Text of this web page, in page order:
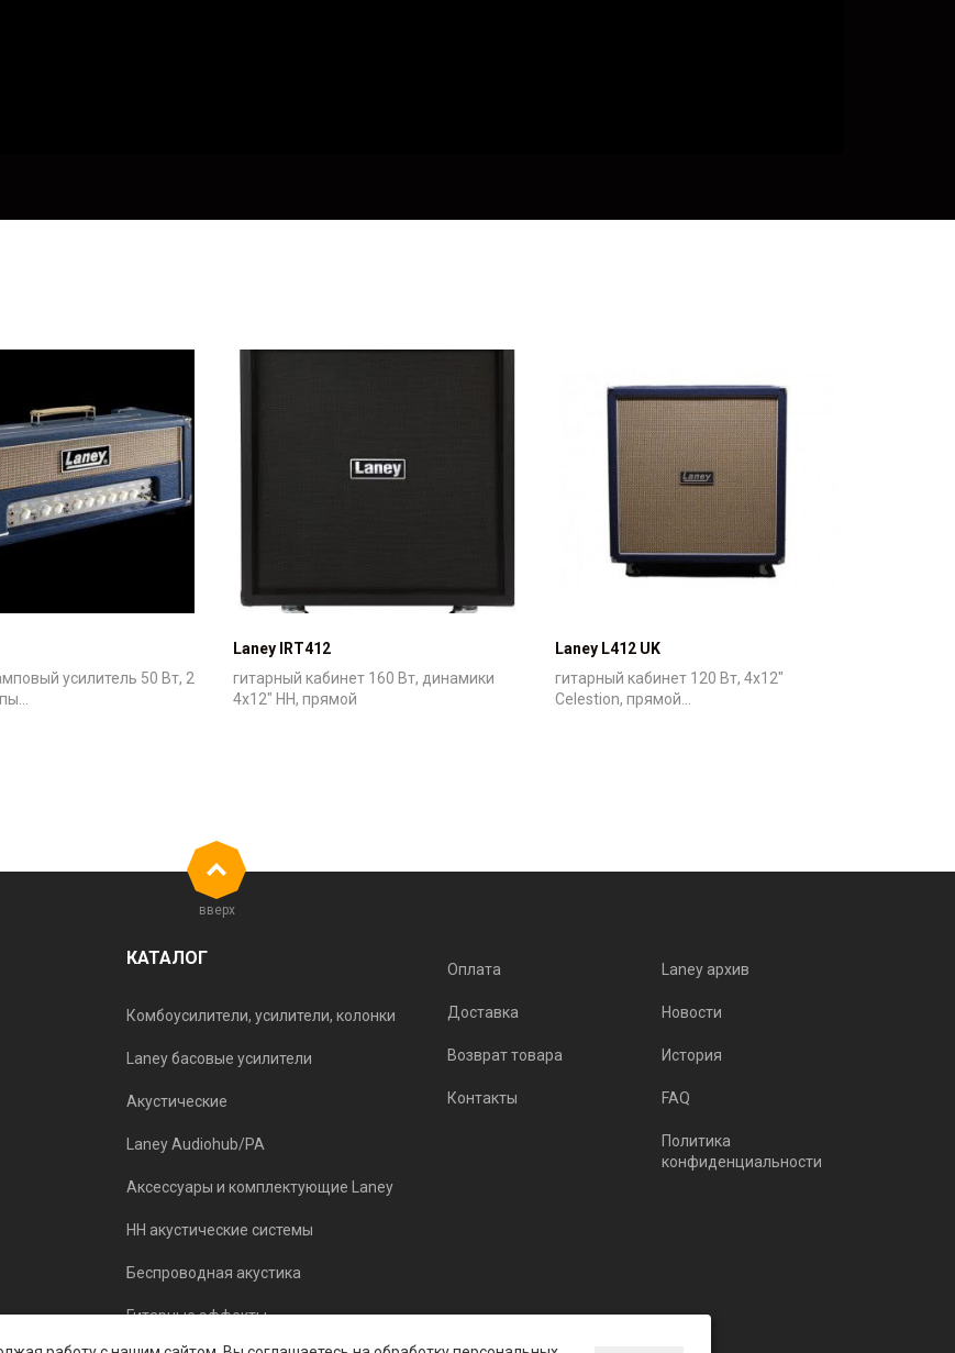
усилитель 50 Вт, 2
Laney IRT412
гитарный кабинет 160 Вт, динамики
4х12" HH, прямой
Laney L412 UK
гитарный кабинет 120 Вт, 4х12"
Celestion, прямой...
КАТАЛОГ
Комбоусилители, усилители, колонки
Laney басовые усилители
Акустические
Laney Audiohub/PA
Аксессуары и комплектующие Laney
HH акустические системы
Беспроводная акустика
Гитарные эффекты
Оплата
Доставка
Возврат товара
Контакты
Laney архив
Новости
История
FAQ
Политика
конфиденциальности
вверх